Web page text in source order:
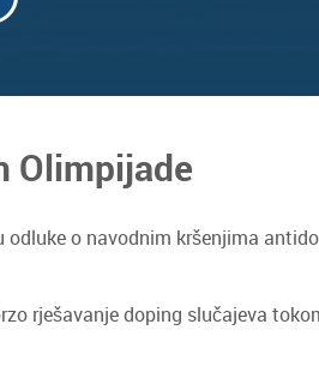
Olimpijade
o navodnim kršenjima
rješavanje doping slučajeva